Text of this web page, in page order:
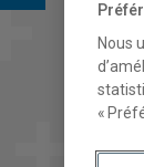
Nous
«